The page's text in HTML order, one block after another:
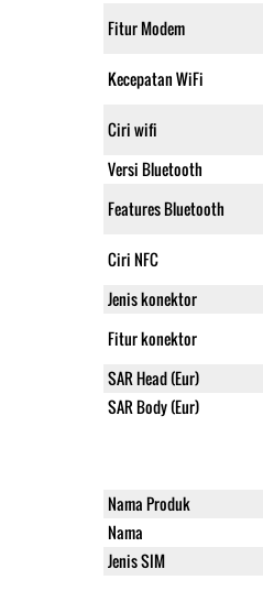
Fitur Modem
Kecepatan WiFi
Ciri wifi
Versi Bluetooth
Features Bluetooth
Ciri NFC
Jenis konektor
Fitur konektor
SAR Head (Eur)
SAR Body (Eur)
Nama Produk
Nama
Jenis SIM